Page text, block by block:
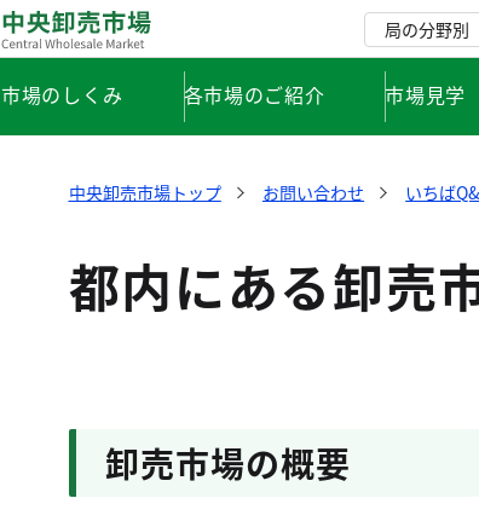
局の分野別
市場のしくみ 各市場のご紹介 市場見学
中央卸売市場トップ お問い合わせ いちば
都内にある卸売
卸売市場の概要